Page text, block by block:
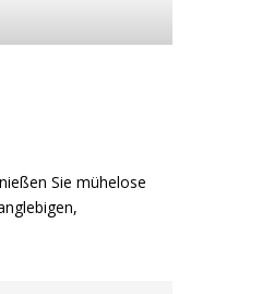
Sie mühelose